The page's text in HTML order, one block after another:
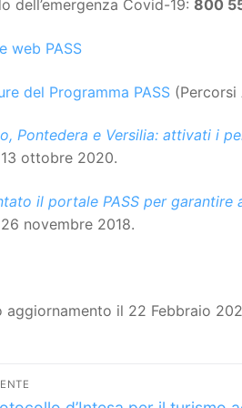
dell’emergenza Covid-19: 800
web PASS
del Programma PASS (Percorsi
Pontedera e Versilia: attivati i
13 ottobre 2020.
il portale PASS per
26 novembre 2018.
aggiornamento il 22 Febbraio